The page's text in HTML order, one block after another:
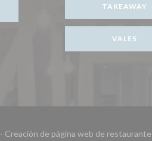
TAKEAWAY
VALES
de página web de